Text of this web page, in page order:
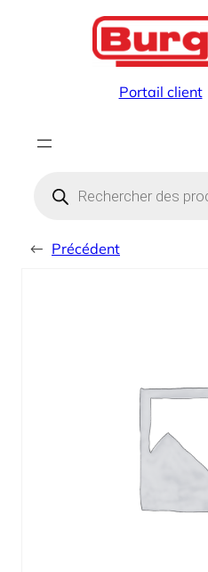
Portail client
search
← Précédent